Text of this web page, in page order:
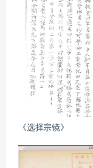
《选择宗镜》